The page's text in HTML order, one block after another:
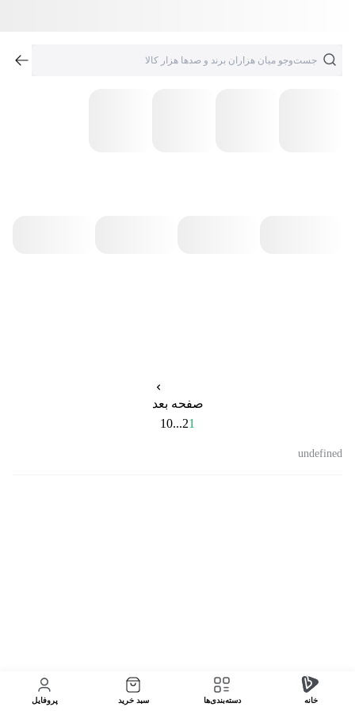
صفحه بعد
1
2
...
10
undefined
خانه دسته‌بندی‌‌ها سبد خرید پروفایل